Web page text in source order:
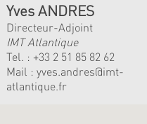
Yves ANDRES
Directeur-Adjoint
IMT Atlantique
Tel. : +33 2 51 85 82 62
Mail : yves.andres@imt-
atlantique.fr